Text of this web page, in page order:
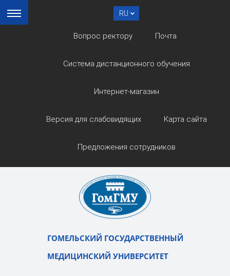
RU
Вопрос ректору Почта
Система дистанционного обучения
Интернет-магазин
Версия для слабовидящих Карта сайта
Предложения сотрудников
ГОМЕЛЬСКИЙ ГОСУДАРСТВЕННЫЙ
МЕДИЦИНСКИЙ УНИВЕРСИТЕТ